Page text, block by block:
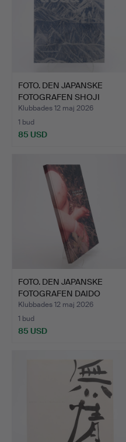
FOTO. DEN JAPANSKE
FOTOGRAFEN SHOJI
UEDAS …
Klubbades 12 maj 2026
1 bud
85 USD
FOTO. DEN JAPANSKE
FOTOGRAFEN DAIDO
MORIYA…
Klubbades 12 maj 2026
1 bud
85 USD